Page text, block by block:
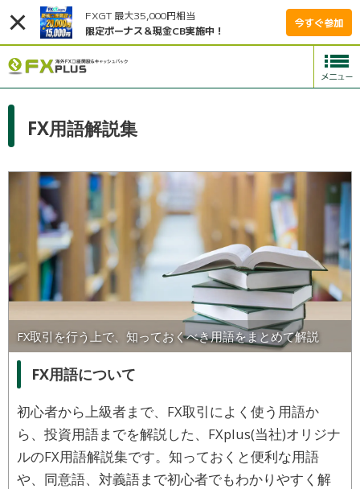
FXGT 最大35,000円相当
限定ボーナス＆現金CB実施中！
今すぐ参加
FX用語解説集
FX取引を行う上で、知っておくべき用語をまとめて解説
FX用語について
初心者から上級者まで、FX取引によく使う用語か
ら、投資用語までを解説した、FXplus(当社)オリジナ
ルのFX用語解説集です。知っておくと便利な用語
や、同意語、対義語まで初心者でもわかりやすく解